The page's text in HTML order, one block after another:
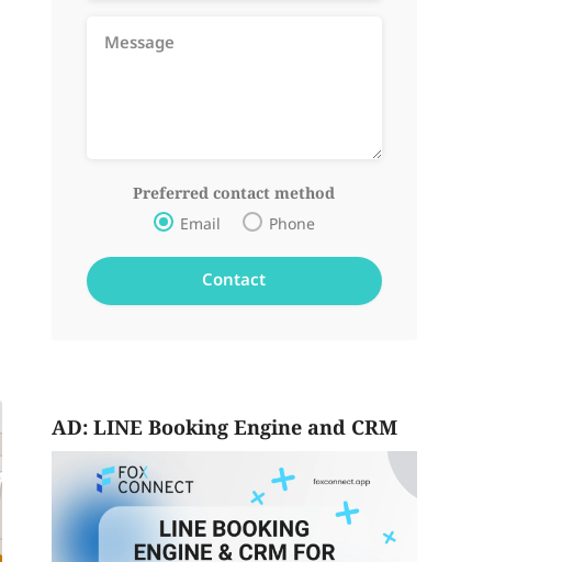
Preferred contact method
Email Phone
AD: LINE Booking Engine and CRM